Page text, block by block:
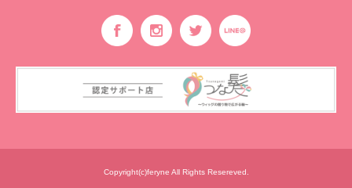
Copyright(c)feryne All Rights Resereved.